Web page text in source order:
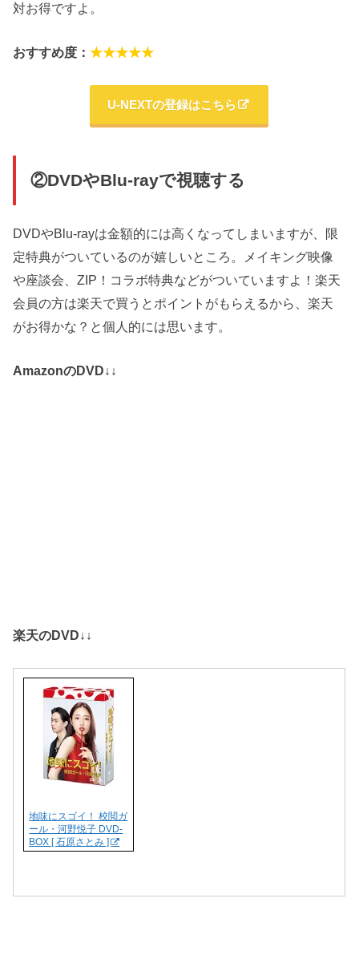
対お得ですよ。
おすすめ度：★★★★★
U-NEXTの登録はこちら
②DVDやBlu-rayで視聴する
DVDやBlu-rayは金額的には高くなってしまいますが、限
定特典がついているのが嬉しいところ。メイキング映像
や座談会、ZIP！コラボ特典などがついていますよ！楽天
会員の方は楽天で買うとポイントがもらえるから、楽天
がお得かな？と個人的には思います。
AmazonのDVD↓↓
楽天のDVD↓↓
地味にスゴイ！ 校閲ガ
ール・河野悦子 DVD-
BOX [ 石原さとみ ]